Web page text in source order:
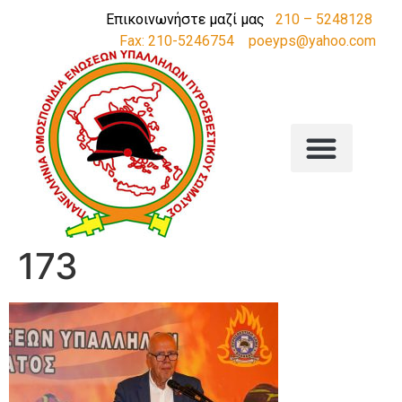
Επικοινωνήστε μαζί μας 210 – 5248128
Fax: 210-5246754
poeyps@yahoo.com
173